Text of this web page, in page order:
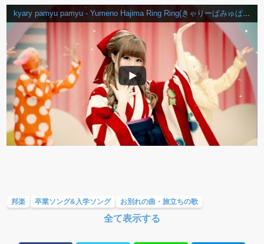
kyary pamyu pamyu - Yumeno Hajima Ring Ring(きゃりーぱみゅぱみゅ - ゆめのはじまりんりん) Official Music Video
邦楽 卒業ソング&入学ソング お別れの曲・旅立ちの歌
友達&友情ソング・青春ソング 応援ソング
全て表示する